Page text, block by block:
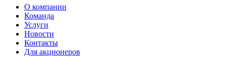
О компании
Команда
Услуги
Новости
Контакты
Для акционеров